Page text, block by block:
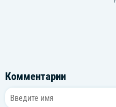
Комментарии